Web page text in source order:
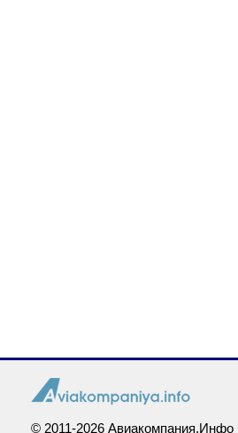
© 2011-2026 Авиакомпания.Инфо